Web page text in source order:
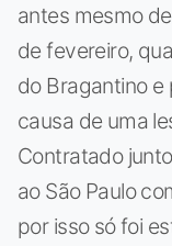
antes mesmo
de fevereiro,
do Bragantino
causa de uma
Contratado
ao São Paulo
por isso só foi